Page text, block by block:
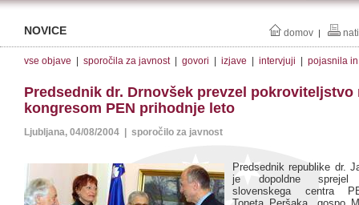
NOVICE domov |
vse objave sporočila za javnost| govori izjave intervjuji pojasnila
Predsednik dr. Drnovšek prevzel pokroviteljstvo
kongresom PEN prihodnje leto
Ljubljana, 04/08/2004 | sporočilo za javnost
Predsednik republike dr.
je dopoldne sprejel
slovenskega centra